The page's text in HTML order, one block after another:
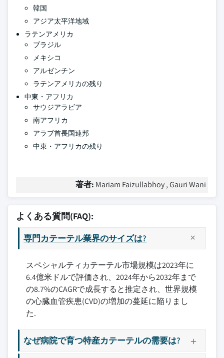
韓国
アジア太平洋地域
ラテンアメリカ
ブラジル
メキシコ
アルゼンチン
ラテンアメリカの残り
中東・アフリカ
サウジアラビア
南アフリカ
アラブ首長国連邦
中東・アフリカの残り
著者: Mariam Faizullabhoy , Gauri Wani
よくある質問(FAQ):
専門カテーテル業界のサイズは?
スペシャルティカテーテル市場規模は2023年に
6.4億米ドルで評価され、2024年から2032年まで
の8.7%のCAGRで成長すると推定され、世界規模
の心臓血管疾患(CVD)の増加の蔓延に陥りまし
た.
なぜ病院で育つ特産カテーテルの需要は?